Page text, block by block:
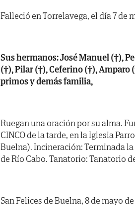
Falleció en Torrelavega, el día 7 de
Sus hermanos: José Manuel (†),
(†), Pilar (†), Ceferino (†),
primos y demás familia,
Ruegan una oración por su alma.
CINCO de la tarde, en la Iglesia
Buelna). Incineración: Terminada
de Río Cabo. Tanatorio: Tanatorio
San Felices de Buelna, 8 de mayo